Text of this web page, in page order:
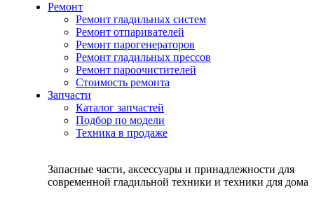
Ремонт
Ремонт гладильных систем
Ремонт отпаривателей
Ремонт парогенераторов
Ремонт гладильных прессов
Ремонт пароочистителей
Стоимость ремонта
Запчасти
Каталог запчастей
Подбор по модели
Техника в продаже
Запасные части, аксессуары и принадлежности для
современной гладильной техники и техники для дома